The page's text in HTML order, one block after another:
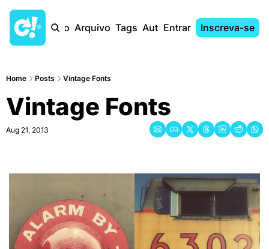
Início Arquivo Tags AutoresEntrar Inscreva-se
Home Posts Vintage Fonts
Vintage Fonts
Aug 21, 2013